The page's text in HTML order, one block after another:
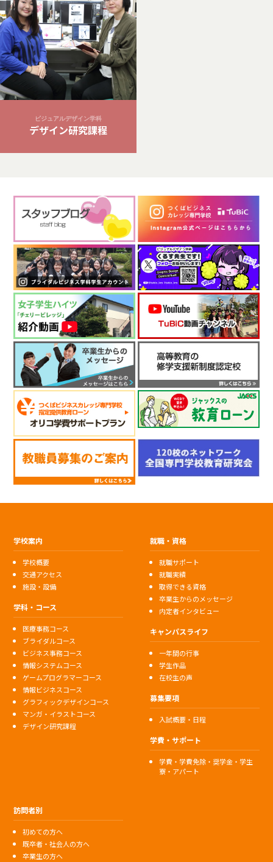
ビジュアルデザイン学科
デザイン研究課程
学校案内
学校概要
交通アクセス
施設・設備
学科・コース
医療事務コース
ブライダルコース
ビジネス事務コース
情報システムコース
ゲームプログラマーコース
情報ビジネスコース
グラフィックデザインコース
マンガ・イラストコース
デザイン研究課程
就職・資格
就職サポート
就職実績
取得できる資格
卒業生からのメッセージ
内定者インタビュー
キャンパスライフ
一年間の行事
学生作品
在校生の声
募集要項
入試概要・日程
学費・サポート
学費・学費免除・奨学金・学生
寮・アパート
訪問者別
初めての方へ
既卒者・社会人の方へ
卒業生の方へ